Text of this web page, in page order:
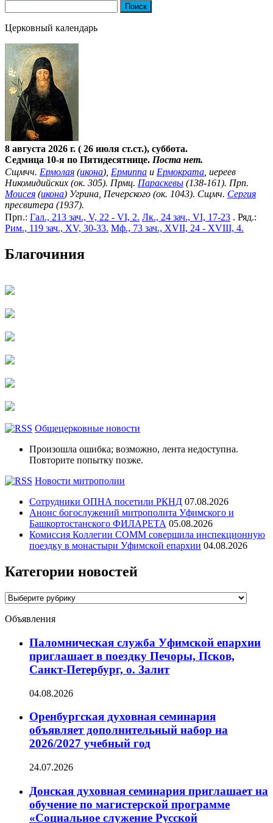
Церковный календарь
8 августа 2026 г. ( 26 июля ст.ст.), суббота.
Седмица 10-я по Пятидесятнице. Поста нет.
Сщмчч. Ермолая (икона), Ермиппа и Ермократа , иереев
Никомидийских (ок. 305). Прмц. Параскевы (138-161). Прп.
Моисея (икона) Угрина, Печерского (ок. 1043). Сщмч. Сергия
пресвитера (1937).
Прп.: Гал., 213 зач., V, 22 - VI, 2. Лк., 24 зач., VI, 17-23 . Ряд.:
Рим., 119 зач., XV, 30-33. Мф., 73 зач., XVII, 24 - XVIII, 4.
Благочиния
Общецерковные новости
Произошла ошибка; возможно, лента недоступна.
Повторите попытку позже.
Новости митрополии
Сотрудники ОПНА посетили РКНД 07.08.2026
Анонс богослужений митрополита Уфимского и
Башкортостанского ФИЛАРЕТА 05.08.2026
Комиссия Коллегии СОММ совершила инспекционную
поездку в монастыри Уфимской епархии 04.08.2026
Категории новостей
Категории
Объявления
Паломническая служба Уфимской епархии
приглашает в поездку Печоры, Псков,
Санкт-Петербург, о. Залит
04.08.2026
Оренбургская духовная семинария
объявляет дополнительный набор на
2026/2027 учебный год
24.07.2026
Донская духовная семинария приглашает на
обучение по магистерской программе
«Социальное служение Русской